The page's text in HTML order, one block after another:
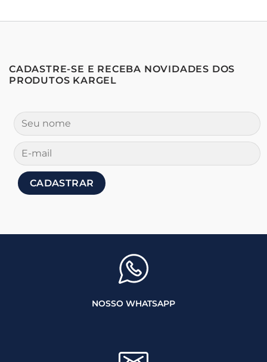
CADASTRE-SE E RECEBA NOVIDADES DOS
PRODUTOS KARGEL
NOSSO WHATSAPP